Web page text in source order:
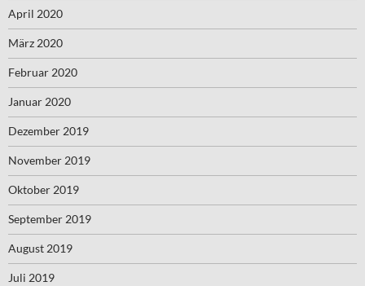
April 2020
März 2020
Februar 2020
Januar 2020
Dezember 2019
November 2019
Oktober 2019
September 2019
August 2019
Juli 2019